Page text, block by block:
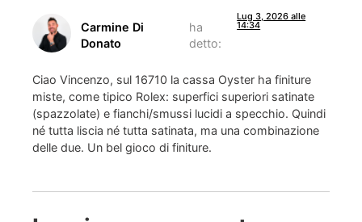
Carmine Di
Donato
ha
detto:
Lug 3, 2026 alle
14:34
Ciao Vincenzo, sul 16710 la cassa Oyster ha finiture
miste, come tipico Rolex: superfici superiori satinate
(spazzolate) e fianchi/smussi lucidi a specchio. Quindi
né tutta liscia né tutta satinata, ma una combinazione
delle due. Un bel gioco di finiture.